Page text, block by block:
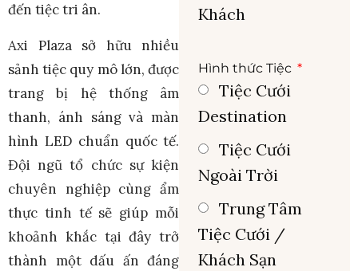
đến tiệc tri ân.
Axi Plaza sở hữu nhiều
sảnh tiệc quy mô lớn, được
trang bị hệ thống âm
thanh, ánh sáng và màn
hình LED chuẩn quốc tế.
Đội ngũ tổ chức sự kiện
chuyên nghiệp cùng ẩm
thực tinh tế sẽ giúp mỗi
khoảnh khắc tại đây trở
thành một dấu ấn đáng
Khách
Hình thức Tiệc
Tiệc Cưới
Destination
Tiệc Cưới
Ngoài Trời
Trung Tâm
Tiệc Cưới /
Khách Sạn